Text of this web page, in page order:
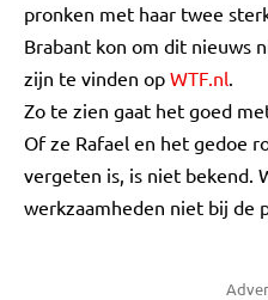
pronken met haar twee
Brabant kon om dit nieuws
zijn te vinden op WTF.nl.
Zo te zien gaat het goed
Of ze Rafael en het gedoe
vergeten is, is niet bekend.
werkzaamheden niet bij de